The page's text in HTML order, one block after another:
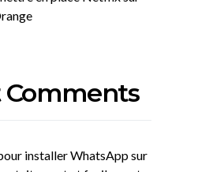
Comments
installer WhatsApp sur